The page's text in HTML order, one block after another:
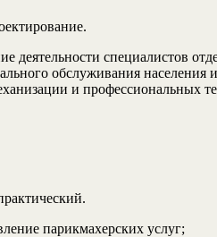
деятельности специалистов
обслуживания
и профессиональных
парикмахерских услуг;